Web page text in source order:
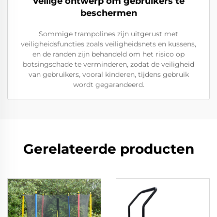
beschermen
Sommige trampolines zijn uitgerust met
veiligheidsfuncties zoals veiligheidsnets en kussens,
en de randen zijn behandeld om het risico op
botsingschade te verminderen, zodat de veiligheid
van gebruikers, vooral kinderen, tijdens gebruik
wordt gegarandeerd.
Gerelateerde producten